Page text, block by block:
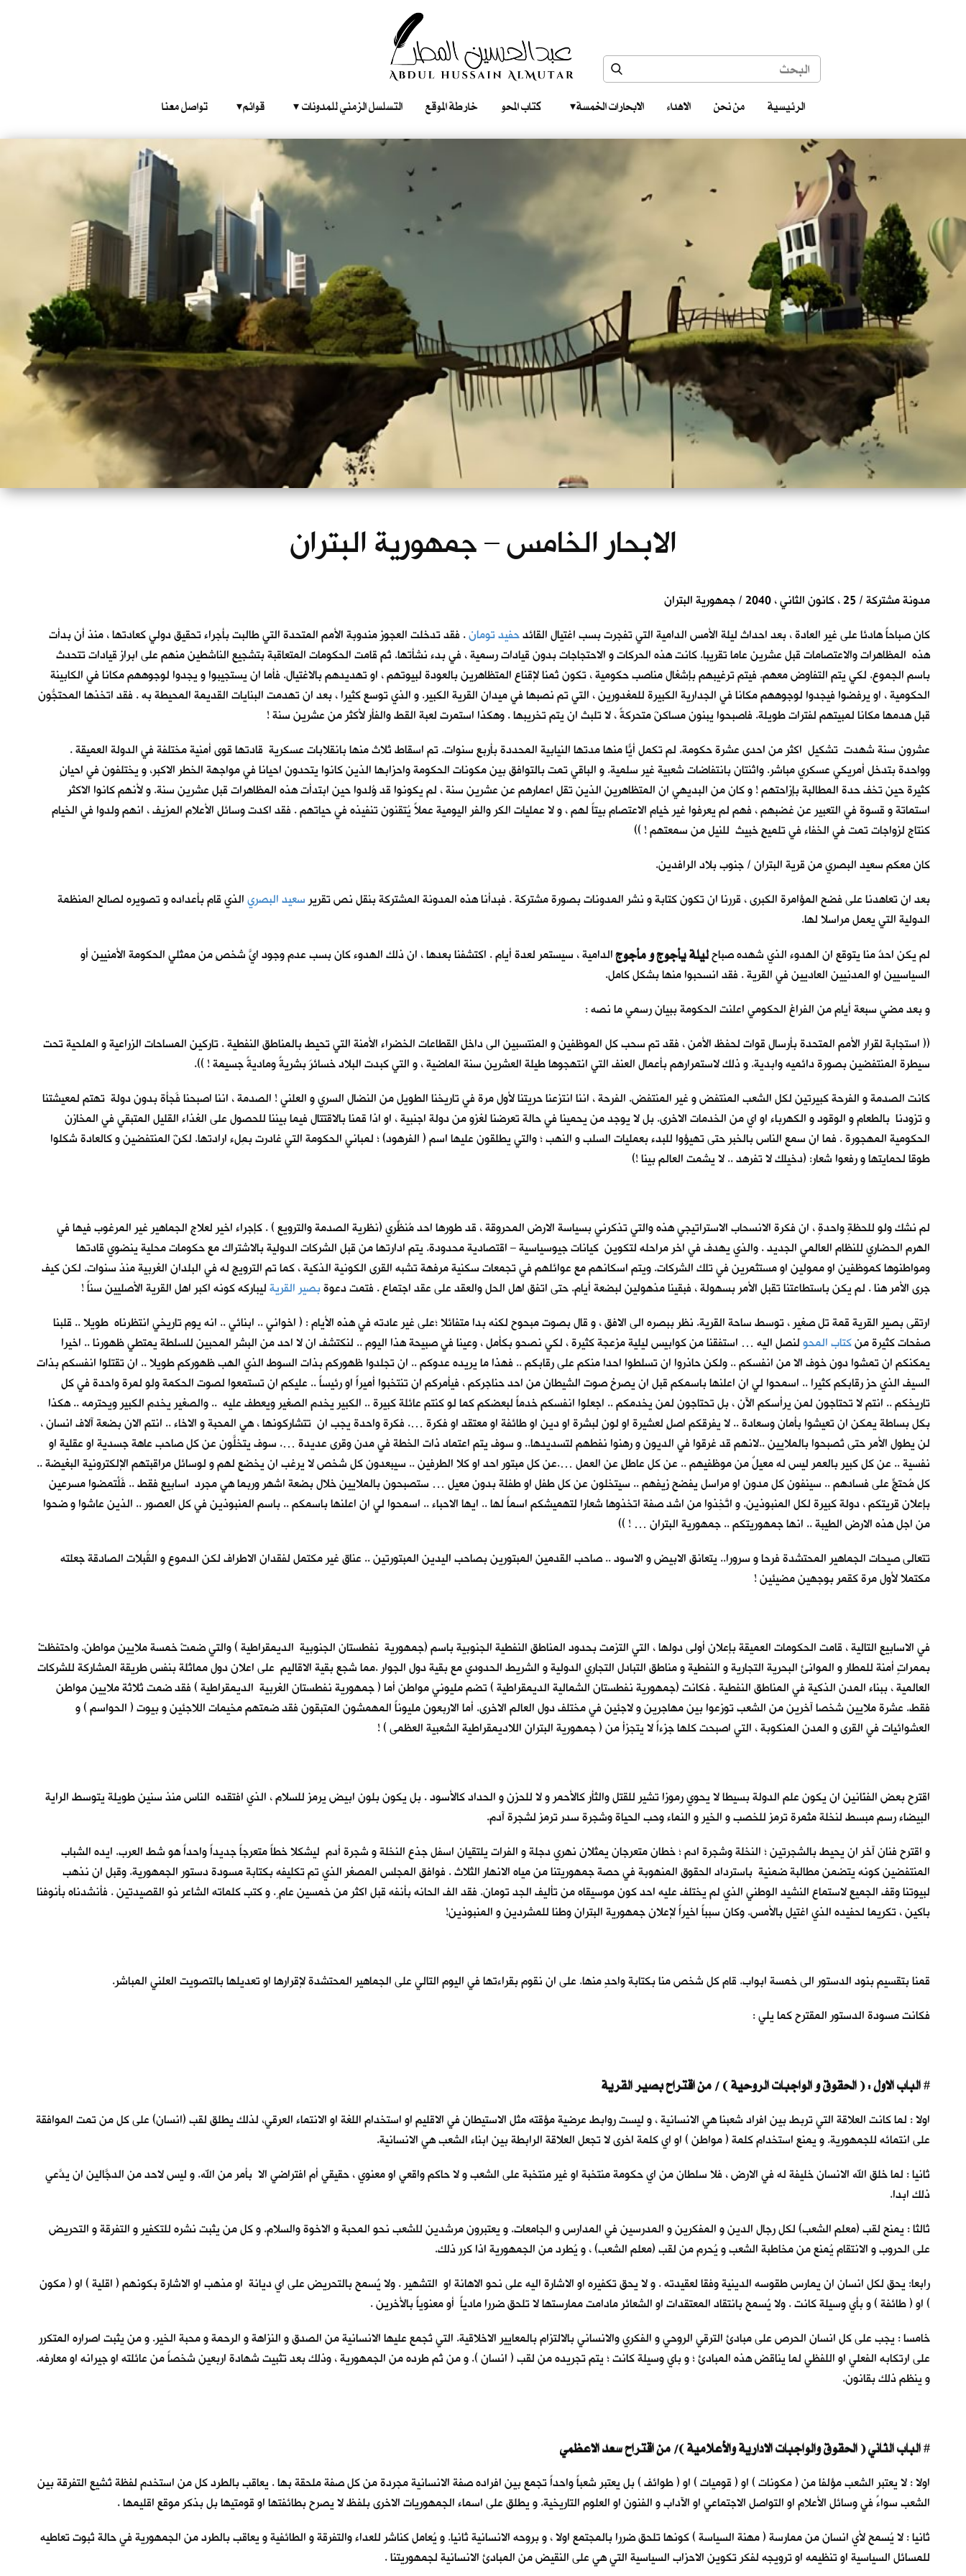
الرئيسية من نحن الاهداء الابحارات الخمسة ‎ ‎ ‎ كتاب المحو خارطة الموقع التسلسل الزمني للمدونات‎ ‎ ‎ ‎ ‎ قوائم‎ ‎ ‎ ‎ تواصل معنا
الابحار الخامس – جمهورية البتران
مدونة مشتركة / 25 ، كانون الثاني ، 2040 / جمهورية البتران
كان صباحاً هادئا على غير العادة ، بعد احداث ليلة الأمس الدامية التي تفجرت بسب اغتيال القائدحفيد تومان. فقد تدخلت العجوز مندوبة الأمم المتحدة التي طالبت بأجراء تحقيق دولي كعادتها ، منذ أن بدأت
هذه المظاهرات والاعتصامات قبل عشرين عاما تقريبا. كانت هذه الحركات و الاحتجاجات بدون قيادات رسمية ، في بدء نشأتها. ثم قامت الحكومات المتعاقبة بتشجيع الناشطين منهم على ابراز قيادات تتحدث
باسم الجموع. لكي يتم التفاوض معهم. فيتم ترغيبهم بإشغال مناصب حكومية ، تكون ثمنا لإقناع المتظاهرين بالعودة لبيوتهم ، او تهديدهم بالاغتيال. فأما ان يستجيبوا و يجدوا لوجوههم مكانا في الكابينة
الحكومية ، او يرفضوا فيجدوا لوجوههم مكانا في الجدارية الكبيرة للمغدورين ، التي تم نصبها في ميدان القرية الكبير. و الذي توسع كثيرا ، بعد ان تهدمت البنايات القديمة المحيطة به . فقد اتخذها المحتجُّون
قبل هدمها مكانا لمبيتهم لفترات طويلة. فاصبحوا يبنون مساكنَ متحركةً ، لا تلبث ان يتم تخريبها . وهكذا استمرت لعبة القط والفأر لأكثر من عشرين سنة !
عشرون سنة شهدت تشكيل اكثر من احدى عشرة حكومة. لم تكمل أيّاً منها مدتها النيابية المحددة بأربع سنوات. تم اسقاط ثلاث منها بانقلابات عسكرية قادتها قوى أمنية مختلفة في الدولة العميقة .
وواحدة بتدخل أمريكي عسكري مباشر. واثنتان بانتفاضات شعبية غير سلمية. و الباقي تمت بالتوافق بين مكونات الحكومة واحزابها الذين كانوا يتحدون احيانا في مواجهة الخطر الاكبر، و يختلفون في احيانٍ
كثيرة حين تخف حدة المطالبة بإزاحتهم ! و كان من البديهي ان المتظاهرين الذين تقل اعمارهم عن عشرين سنة ، لم يكونوا قد وُلدوا حين ابتدأت هذه المظاهرات قبل عشرين سنة. و لأنهم كانوا الاكثر
استماتة و قسوة في التعبير عن غضبهم ، فهم لم يعرفوا غير خيام الاعتصام بيتاً لهم ، و لا عمليات الكر والفر اليومية عملاً يُتقنون تنفيذه في حياتهم . فقد اكدت وسائل الأعلام المزيف ، انهم ولدوا في الخيام
كنتاج لزواجات تمت في الخفاء في تلميحٍ خبيث للنيل من سمعتهم ! ))
كان معكم سعيد البصري من قرية البتران / جنوب بلاد الرافدين.
بعد ان تعاهدنا على فضح المؤامرة الكبرى ، قررنا ان تكون كتابة و نشر المدونات بصورة مشتركة . فبدأنا هذه المدونة المشتركة بنقل نص تقريرسعيد البصريالذي قام بأعداده و تصويره لصالح المنظمة
الدولية التي يعمل مراسلا لها.
لم يكن احدٌ منا يتوقع ان الهدوء الذي شهده صباحليلة يأجوج و مأجوجالدامية ، سيستمر لعدة أيام . اكتشفنا بعدها ، ان ذلك الهدوء كان بسب عدم وجود ايَّ شخصٍ من ممثلي الحكومة الأمنيين أو
السياسيين او المدنيين العاديين في القرية . فقد انسحبوا منها بشكل كامل.
و بعد مضي سبعة أيام من الفراغ الحكومي اعلنت الحكومة ببيان رسمي ما نصه :
(( استجابة لقرار الأمم المتحدة بأرسال قوات لحفظ الأمن ، فقد تم سحب كل الموظفين و المنتسبين الى داخل القطاعات الخضراء الأمنة التي تحيط بالمناطق النفطية . تاركين المساحات الزراعية و الملحية تحت
سيطرة المنتفضين بصورة دائميه وابدية. و ذلك لاستمرارهم بأعمال العنف التي انتهجوها طيلة العشرين سنة الماضية ، و التي كبدت البلاد خسائرَ بشريةً وماديةً جسيمة ! )).
كانت الصدمة و الفرحة كبيرتين لكل الشعب المنتفض و غير المنتفض. الفرحة ، اننا انتزعنا حريتنا لأول مرة في تاريخنا الطويل من النضال السري و العلني ! الصدمة ، اننا اصبحنا فَجأة بدون دولة تهتم لمعيشتنا
و تزودنا بالطعام و الوقود و الكهرباء او اي من الخدمات الاخرى. بل لا يوجد من يحمينا في حالة تعرضنا لغزو من دولة اجنبية ، او اذا قمنا بالاقتتال فيما بيننا للحصول على الغذاء القليل المتبقي في المخازن
الحكومية المهجورة . فما ان سمع الناس بالخبر حتى تهيؤوا للبدء بعمليات السلب و النهب ؛ والتي يطلقون عليها اسم ( الفرهود) ؛ لمباني الحكومة التي غادرت بمِلء ارادتها. لكنّ المنتفضين و كالعادة شكلوا
طوقا لحمايتها و رفعوا شعار: (دخيلك لا تفرهد .. لا يشمت العالم بينا !)
لم نشك ولو للحظةٍ واحدةٍ ، ان فكرة الانسحاب الاستراتيجي هذه والتي تذكرني بسياسة الارض المحروقة ، قد طورها احد مُنظِّري (نظرية الصدمة والترويع ) . كإجراء اخير لعلاج الجماهير غير المرغوب فيها في
الهرم الحضاري للنظام العالمي الجديد . والذي يهدف في اخر مراحله لتكوين كيانات جيوسياسية – اقتصادية محدودة. يتم ادارتها من قبل الشركات الدولية بالاشتراك مع حكومات محلية ينضوي قادتها
ومواطنوها كموظفين او ممولين او مستثمرين في تلك الشركات. ويتم اسكانهم مع عوائلهم في تجمعات سكنية مرفهة تشبه القرى الكونية الذكية ، كما تم الترويج له في البلدان الغربية منذ سنوات. لكن كيف
جرى الأمر هنا . لم يكن باستطاعتنا تقبل الأمر بسهولة ، فبقينا مذهولين لبضعة أيام. حتى اتفق اهل الحل والعقد على عقد اجتماع . فتمت دعوةبصير القريةليباركه كونه اكبر اهل القرية الأصليين سناً !
ارتقى بصير القرية قمة تل صغير ، توسط ساحة القرية. نظر ببصره الى الافق ، و قال بصوت مبحوح لكنه بدا متفائلا ؛على غير عادته في هذه الأيام : ( اخواني .. ابنائي .. انه يوم تاريخي انتظرناه طويلا .. قلبنا
صفحات كثيرة منكتاب المحولنصل اليه … استفقنا من كوابيس ليلية مزعجة كثيرة ، لكي نصحو بكأمل ، وعينا في صبيحة هذا اليوم .. لنكتشف ان لا احد من البشر المحبين للسلطة يمتطي ظهورنا .. اخيرا
يمكنكم ان تمشوا دون خوف الا من انفسكم .. ولكن حاذروا ان تسلطوا احدا منكم على رقابكم .. فهذا ما يريده عدوكم .. ان تجلدوا ظهوركم بذات السوط الذي الهب ظهوركم طويلا .. ان تقتلوا انفسكم بذات
السيف الذي حز رقابكم كثيرا .. اسمحوا لي ان اعلنها باسمكم قبل ان يصرخ صوت الشيطان من احد حناجركم ، فيأمركم ان تنتخبوا أميراً او رئيساً .. عليكم ان تستمعوا لصوت الحكمة ولو لمرة واحدة في كل
تاريخكم .. انتم لا تحتاجون لمن يرأسكم الآن ، بل تحتاجون لمن يخدمكم .. اجعلوا انفسكم خدماً لبعضكم كما لو كنتم عائلة كبيرة .. الكبير يخدم الصغير ويعطف عليه .. والصغير يخدم الكبير ويحترمه .. هكذا
بكل بساطة يمكن ان تعيشوا بأمان وسعادة .. لا يفرقكم اصلٍ لعشيرة او لونٍ لبشرة او دين او طائفة او معتقد او فكرة …. فكرة واحدة يجب ان تتشاركونها ، هي المحبة و الاخاء .. انتم الان بضعة آلاف انسان ،
لن يطول الأمر حتى تُصبحوا بالملايين ..لانهم قد غرقوا في الديون و رهنوا نفطهم لتسديدها.. و سوف يتم اعتماد ذات الخطة في مدن وقرى عديدة …. سوف يتخلَّون عن كل صاحب عاهة جسدية او عقلية او
نفسية .. عن كل كبير بالعمر ليس له معيلٌ من موظفيهم .. عن كل عاطلٍ عن العمل ….عن كل مبتور احد او كلا الطرفين .. سيبعدون كل شخص لا يرغب ان يخضع لهم و لوسائل مراقبتهم الإلكترونية البغيضة ..
كل مُحتجٍّ على فسادهم .. سينفون كل مدون او مراسل يفضح زيفهم .. سيتخلون عن كل طفل او طفلة بدون معيل … ستصبحون بالملايين خلال بضعة اشهر وربما هي مجرد اسابيع فقط .. فَلْتمضوا مسرعين
بإعلان قريتكم ، دولة كبيرة لكل المنبوذين. و اتَّخِذوا من اشد صفة اتخذوها شعارا لتهميشكم اسماً لها .. ايها الاحباء .. اسمحوا لي ان اعلنها باسمكم .. باسم المنبوذين في كل العصور .. الذين عاشوا و ضحوا
من اجل هذه الارض الطيبة .. انها جمهوريتكم .. جمهورية البتران … ! ))
تتعالى صيحات الجماهير المحتشدة فرحا و سرورا.. يتعانق الابيض و الاسود .. صاحب القدمين المبتورين بصاحب اليدين المبتورتين .. عناق غير مكتمل لفقدان الاطراف لكن الدموع و القُبلات الصادقة جعلته
مكتملا لأول مرة كقمرٍ بوجهين مضيئين !
في الاسابيع التالية ، قامت الحكومات العميقة بإعلان أولى دولها ، التي التزمت بحدود المناطق النفطية الجنوبية باسم (جمهورية نفطستان الجنوبية الديمقراطية ) والتي ضمتْ خمسة ملايين مواطن. واحتفظتْ
بممراتٍ أمنة للمطار و الموانئ البحرية التجارية و النفطية و مناطق التبادل التجاري الدولية و الشريط الحدودي مع بقية دول الجوار .مما شجع بقية الاقاليم على اعلان دول مماثلة بنفس طريقة المشاركة للشركات
العالمية ، ببناء المدن الذكية في المناطق النفطية . فكانت (جمهورية نفطستان الشمالية الديمقراطية ) تضم مليوني مواطن أما ( جمهورية نفطستان الغربية الديمقراطية ) فقد ضمت ثلاثة ملايين مواطن
فقط. عشرة ملايين شخصا آخرين من الشعب توزعوا بين مهاجرين و لاجئين في مختلف دول العالم الاخرى. أما الاربعون مليوناً المهمشون المتبقون فقد ضمتهم مخيمات اللاجئين و بيوت ( الحواسم ) و
العشوائيات في القرى و المدن المنكوبة ، التي اصبحت كلها جزءاً لا يتجزأ من ( جمهورية البتران اللاديمقراطية الشعبية العظمى ) !
اقترح بعض الفنّانين ان يكون علم الدولة بسيطا لا يحوي رموزا تشير للقتل والثأر كالأحمر و لا للحزن و الحداد كالأسود . بل يكون بلون ابيض يرمز للسلام ، الذي افتقده الناس منذ سنين طويلة يتوسط الراية
البيضاء رسم مبسط لنخلة مثمرة ترمز للخصب و الخير و النماء وحب الحياة وشجرة سدر ترمز لشجرة آدم.
و اقترح فنان آخر ان يحيط بالشجرتين ؛ النخلة وشجرة ادم ؛ خطان متعرجان يمثلان نهري دجلة و الفرات يلتقيان اسفل جذع النخلة و شجرة أدم ليشكلا خطاً متعرجاً جديداً واحداً هو شط العرب. ايده الشباب
المنتفضين كونه يتضمن مطالبة ضمنية باسترداد الحقوق المنهوبة في حصة جمهوريتنا من مياه الانهار الثلاث . فوافق المجلس المصغر الذي تم تكليفه بكتابة مسودة دستور الجمهورية. وقبل ان نذهب
لبيوتنا وقف الجميع لاستماع النشيد الوطني الذي لم يختلف عليه احد كون موسيقاه من تأليف الجد تومان. فقد الف الحانه بأنفه قبل اكثر من خمسين عام ٍ. و كتب كلماته الشاعر ذو القصيدتين . فأنشدناه بأنوفنا
باكين ، تكريما لحفيده الذي اغتيل بالأمس. وكان سبباً اخيراً لإعلان جمهورية البتران وطنا للمشردين و المنبوذين!
قمنا بتقسيم بنود الدستور الى خمسة ابواب. قام كل شخص منا بكتابة واحدٍ منها. على ان نقوم بقراءتها في اليوم التالي على الجماهير المحتشدة لإقرارها او تعديلها بالتصويت العلني المباشر.
فكانت مسودة الدستور المقترح كما يلي :
#
اولا : لما كانت العلاقة التي تربط بين افراد شعبنا هي الانسانية ، و ليست روابط عرضية مؤقته مثل الاستيطان في الاقليم او استخدام اللغة او الانتماء العرقي، لذلك يطلق لقب (انسان) على كل من تمت الموافقة
على انتمائه للجمهورية. و يمنع استخدام كلمة ( مواطن ) او اي كلمة اخرى لا تجعل العلاقة الرابطة بين ابناء الشعب هي الانسانية.
ثانيا : لما خلق الله الانسان خليفة له في الارض ، فلا سلطان من اي حكومة منتخبة او غير منتخبة على الشعب و لا حاكم واقعي او معنوي ، حقيقي أم افتراضي الا بأمر من الله. و ليس لاحد من الدجَّالين ان يدَّعي
ذلك ابدا.
ثالثا : يمنح لقب (معلم الشعب) لكل رجال الدين و المفكرين و المدرسين في المدارس و الجامعات. و يعتبرون مرشدين للشعب نحو المحبة و الاخوة والسلام. و كل من يثبت نشره للتكفير و التفرقة و التحريض
على الحروب و الانتقام يُمنع من مخاطبة الشعب و يُحرم من لقب (معلم الشعب) ، و يُطرد من الجمهورية اذا كرر ذلك.
رابعا: يحق لكل انسان ان يمارس طقوسه الدينية وفقا لعقيدته . و لا يحق تكفيره او الاشارة اليه على نحو الاهانة او التشهير . ولا يُسمح بالتحريض على اي ديانة او مذهب او الاشارة بكونهم ( اقلية ) او ( مكون
) او ( طائفة ) و بأي وسيلة كانت . ولا يُسمح بانتقاد المعتقدات او الشعائر مادامت ممارستها لا تلحق ضررا مادياً أو معنوياً بالأخرين .
خامسا : يجب على كل انسان الحرص على مبادئ الترقي الروحي و الفكري والانساني بالالتزام بالمعايير الاخلاقية. التي تُجمع عليها الانسانية من الصدق و النزاهة و الرحمة و محبة الخير. و من يثبت اصراره المتكرر
على ارتكابه الفعلي او اللفظي لما يناقض هذه المبادئ ؛ و باي وسيلة كانت ؛ يتم تجريده من لقب ( انسان ). و من ثم طرده من الجمهورية ، وذلك بعد تثبيت شهادة اربعين شخصاً من عائلته او جيرانه او معارفه.
و ينظم ذلك بقانون.
#
اولا : لا يعتبر الشعب مؤلفا من ( مكونات ) او ( قوميات ) او ( طوائف ) بل يعتبر شعباً واحداً تجمع بين افراده صفة الانسانية مجردة من كل صفة ملحقة بها . يعاقب بالطرد كل من استخدم لفظة تُشيع التفرقة بين
الشعب سواءً في وسائل الأعلام او التواصل الاجتماعي او الآداب و الفنون او العلوم التاريخية. و يطلق على اسماء الجمهوريات الاخرى بلفظ لا يصرح بطائفتها او قومتيها بل بذكر موقع اقليمها .
ثانيا : لا يُسمح لأي انسان من ممارسة ( مهنة السياسة ) كونها تلحق ضررا بالمجتمع اولا ، و بروحه الانسانية ثانيا. و يُعامل كناشر للعداء والتفرقة و الطائفية و يعاقب بالطرد من الجمهورية في حالة ثبوت تعاطيه
للمسائل السياسية او تنظيمه او ترويجه لفكر تكوين الاحزاب السياسية التي هي على النقيض من المبادئ الانسانية لجمهوريتنا .